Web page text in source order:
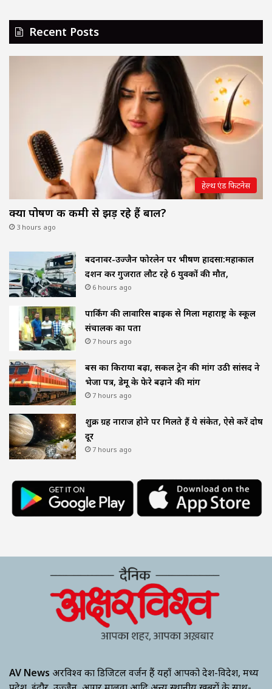
Recent Posts
हेल्थ एंड फिटनेस
क्या पोषण की कमी से झड़ रहे हैं बाल?
3 hours ago
बदनावर-उज्जैन फोरलेन पर भीषण हादसा:महाकाल
दर्शन कर गुजरात लौट रहे 6 युवकों की मौत,
6 hours ago
पार्किंग की लावारिस बाइक से मिला महाराष्ट्र के स्कूल
संचालक का पता
7 hours ago
बस का किराया बढ़ा, सर्कल ट्रेन की मांग उठी सांसद ने
भेजा पत्र, डेमू के फेरे बढ़ाने की मांग
7 hours ago
शुक्र ग्रह नाराज होने पर मिलते हैं ये संकेत, ऐसे करें दोष
दूर
7 hours ago
AV News अक्षरविश्व का डिजिटल वर्जन हैं यहाँ आपको देश-विदेश, मध्य